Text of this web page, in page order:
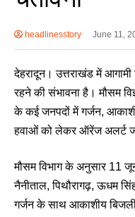
headlinesstory June 11,
देहरादून। उत्तराखंड में आगामी
रहने की संभावना है। मौसम
के कई जनपदों में गर्जन,
हवाओं को लेकर ऑरेंज अलर्ट
मौसम विभाग के अनुसार 11 जून
नैनीताल, पिथौरागढ़, ऊधम
गर्जन के साथ आकाशीय